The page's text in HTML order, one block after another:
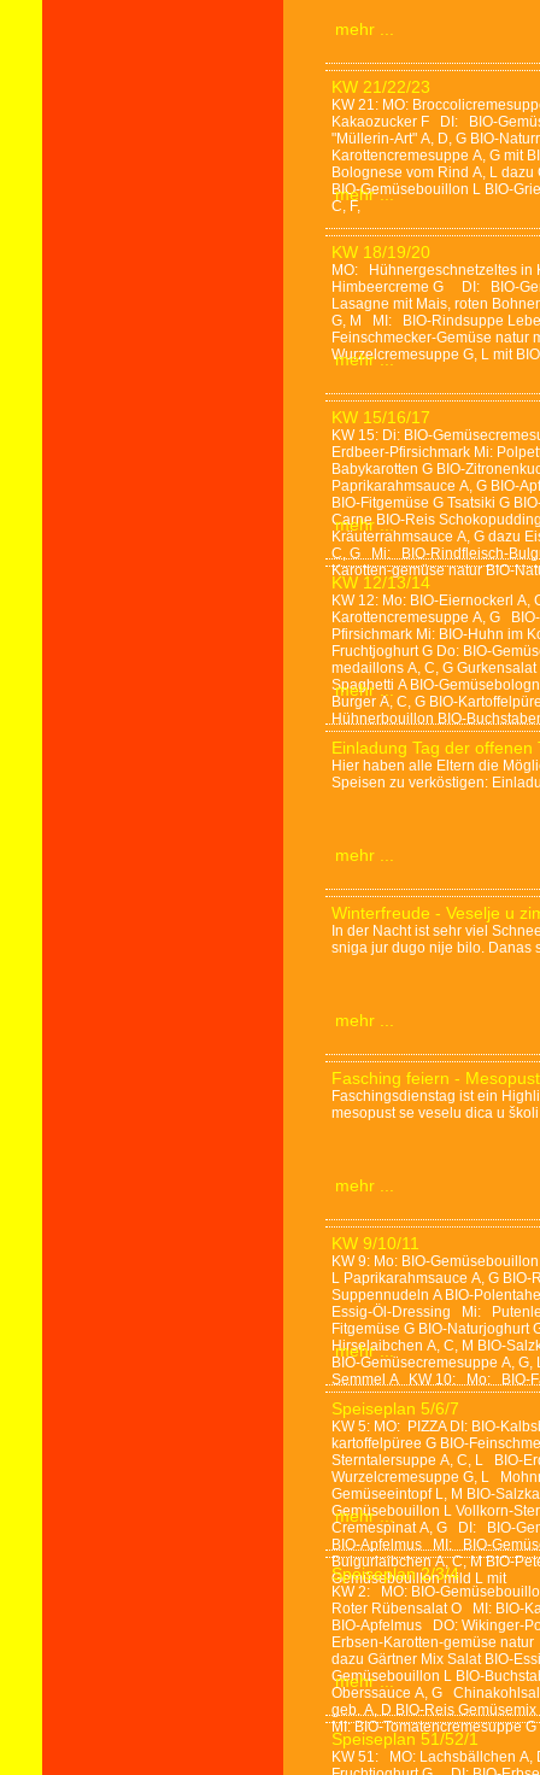
mehr ...
KW 21/22/23
KW 21: MO:
Kakaozucker F DI: BIO-
"Müllerin-Art" A, D, G BIO-
Karottencremesuppe A, G mit
Bolognese vom Rind A, L
BIO-Gemüsebouillon L BIO-
C, F,
mehr ...
KW 18/19/20
MO: Hühnergeschnetzeltes in
Himbeercreme G DI: BIO-
Lasagne mit Mais, roten
G, M MI: BIO-Rindsuppe
Feinschmecker-Gemüse
Wurzelcremesuppe G, L mit
mehr ...
KW 15/16/17
KW 15: Di: BIO-
Erdbeer-Pfirsichmark Mi:
Babykarotten G BIO-
Paprikarahmsauce A, G BIO-
BIO-Fitgemüse G Tsatsiki G
Carne BIO-Reis
Kräuterrahmsauce A, G dazu
C, G Mi: BIO-Rindfleisch-
Karotten-gemüse natur BIO-
mehr ...
KW 12/13/14
KW 12: Mo: BIO-Eiernockerl A,
Karottencremesuppe A, G
Pfirsichmark Mi: BIO-Huhn im
Fruchtjoghurt G Do: BIO-
medaillons A, C, G
Spaghetti A BIO-
Burger A, C, G BIO-
Hühnerbouillon BIO-
mehr ...
Einladung Tag der offenen
Hier haben alle Eltern die
Speisen zu verköstigen:
mehr ...
Winterfreude - Veselje u
In der Nacht ist sehr viel
sniga jur dugo nije bilo. Danas
mehr ...
Fasching feiern - Mesopust
Faschingsdienstag ist ein
mesopust se veselu dica u
mehr ...
KW 9/10/11
KW 9: Mo: BIO-
L Paprikarahmsauce A, G
Suppennudeln A BIO-
Essig-Öl-Dressing Mi:
Fitgemüse G BIO-
Hirselaibchen A, C, M BIO-
BIO-Gemüsecremesuppe A,
Semmel A KW 10: Mo: BIO-
mehr ...
Speiseplan 5/6/7
KW 5: MO: PIZZA DI: BIO-
kartoffelpüree G BIO-
Sterntalersuppe A, C, L BIO-
Wurzelcremesuppe G, L
Gemüseeintopf L, M BIO-
Gemüsebouillon L Vollkorn-
Cremespinat A, G DI: BIO-
BIO-Apfelmus MI: BIO-
Bulgurlaibchen A, C, M BIO-
Gemüsebouillon mild L mit
mehr ...
Speiseplan 2/3/4
KW 2: MO: BIO-
Roter Rübensalat O MI: BIO-
BIO-Apfelmus DO: Wikinger-
Erbsen-Karotten-gemüse
dazu Gärtner Mix Salat BIO-
Gemüsebouillon L BIO-
Oberssauce A, G
geb. A, D BIO-Reis
MI: BIO-Tomatencremesuppe G
mehr ...
Speiseplan 51/52/1
KW 51: MO: Lachsbällchen A,